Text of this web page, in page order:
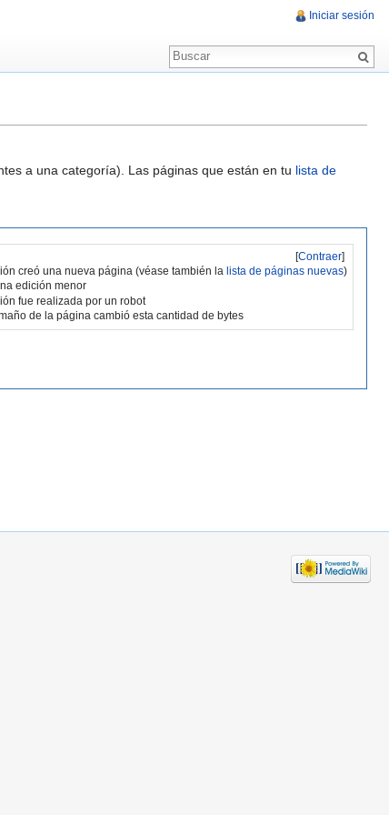
a una categoría). Las páginas que están en tu lista de
[Contraer]
creó una nueva página (véase también la lista de páginas nuevas)
edición menor
fue realizada por un robot
de la página cambió esta cantidad de bytes
Iniciar sesión